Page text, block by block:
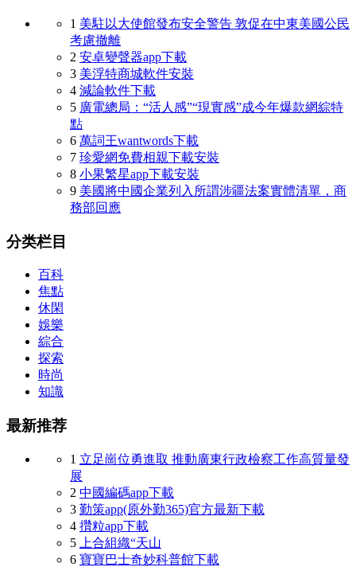
1 美駐以大使館發布安全警告 敦促在中東美國公民
考慮撤離
2 安卓變聲器app下載
3 美浮特商城軟件安裝
4 減論軟件下載
5 廣電總局：“活人感”“現實感”成今年爆款網綜特
點
6 萬詞王wantwords下載
7 珍愛網免費相親下載安裝
8 小果繁星app下載安裝
9 美國將中國企業列入所謂涉疆法案實體清單，商
務部回應
分类栏目
百科
焦點
休閑
娛樂
綜合
探索
時尚
知識
最新推荐
1 立足崗位勇進取 推動廣東行政檢察工作高質量發
展
2 中國編碼app下載
3 勤策app(原外勤365)官方最新下載
4 攢粒app下載
5
上合組織“天山
6 寶寶巴士奇妙科普館下載